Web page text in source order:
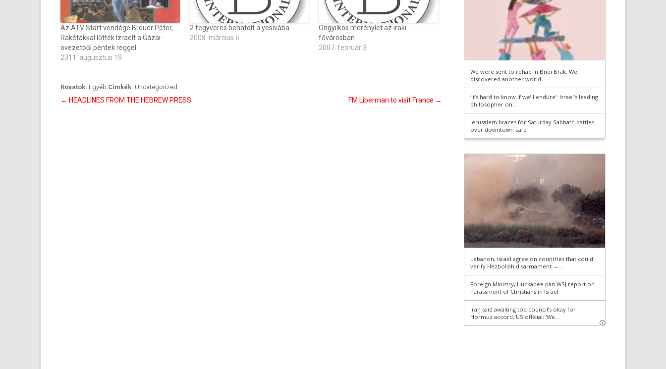
Az ATV Start vendége Breuer Péter,
Rakétákkal lőtték Izraelt a Gázai-
övezetből péntek reggel
2011. augusztus 19
2 fegyveres behatolt a yesivába
2008. március 6
Öngyilkos merénylet az iraki
fővárosban
2007. február 3
Rovatok: Egyéb Cimkék: Uncategorized
Bejegyzés
← HEADLINES FROM THE HEBREW PRESS FM Liberman to visit France →